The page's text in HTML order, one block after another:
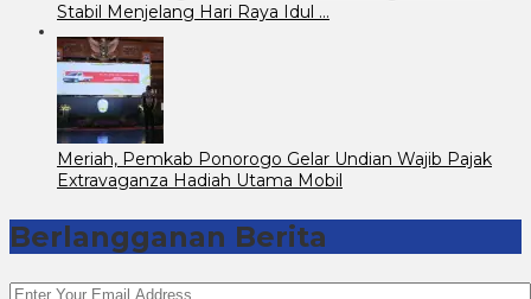
Stabil Menjelang Hari Raya Idul …
Meriah, Pemkab Ponorogo Gelar Undian Wajib Pajak
Extravaganza Hadiah Utama Mobil
Berlangganan Berita